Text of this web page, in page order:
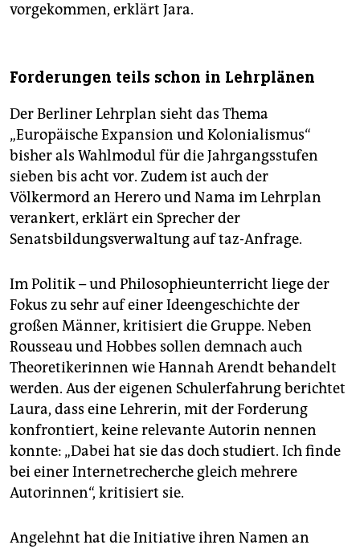
vorgekommen, erklärt Jara.
Forderungen teils schon in Lehrplänen
Der Berliner Lehrplan sieht das Thema
„Europäische Expansion und Kolonialismus“
bisher als Wahlmodul für die Jahrgangsstufen
sieben bis acht vor. Zudem ist auch der
Völkermord an Herero und Nama im Lehrplan
verankert, erklärt ein Sprecher der
Senatsbildungsverwaltung auf taz-Anfrage.
Im Politik – und Philosophieunterricht liege der
Fokus zu sehr auf einer Ideengeschichte der
großen Männer, kritisiert die Gruppe. Neben
Rousseau und Hobbes sollen demnach auch
Theoretikerinnen wie Hannah Arendt behandelt
werden. Aus der eigenen Schulerfahrung berichtet
Laura, dass eine Lehrerin, mit der Forderung
konfrontiert, keine relevante Autorin nennen
konnte: „Dabei hat sie das doch studiert. Ich finde
bei einer Internetrecherche gleich mehrere
Autorinnen“, kritisiert sie.
Angelehnt hat die Initiative ihren Namen an